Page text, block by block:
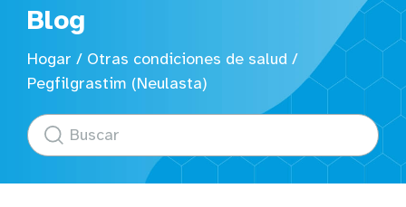
Blog
Hogar / Otras condiciones de salud /
Pegfilgrastim (Neulasta)